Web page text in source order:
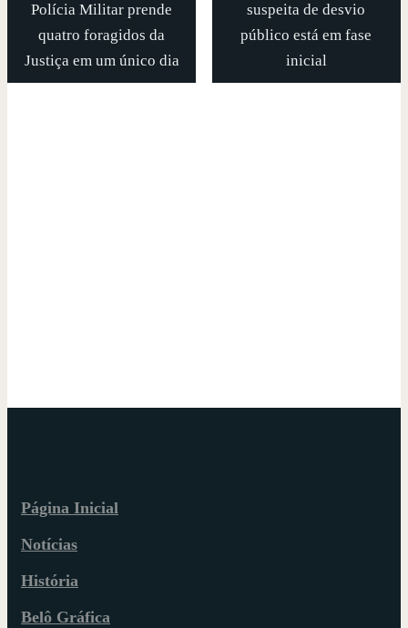
Polícia Militar prende
quatro foragidos da
Justiça em um único dia
suspeita de desvio
público está em fase
inicial
Página Inicial
Notícias
História
Belô Gráfica